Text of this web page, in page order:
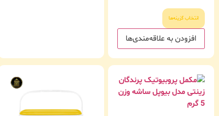
انتخاب گزینه‌ها
افزودن به علاقه‌مندی‌ها